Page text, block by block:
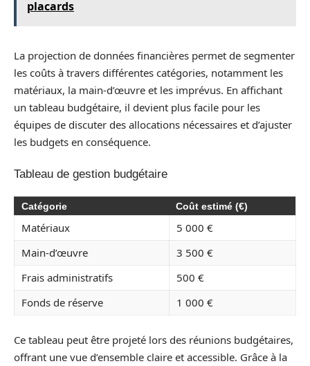
placards
La projection de données financières permet de segmenter
les coûts à travers différentes catégories, notamment les
matériaux, la main-d’œuvre et les imprévus. En affichant
un tableau budgétaire, il devient plus facile pour les
équipes de discuter des allocations nécessaires et d’ajuster
les budgets en conséquence.
Tableau de gestion budgétaire
Catégorie Coût estimé (€)
Matériaux
5 000 €
Main-d’œuvre
3 500 €
Frais administratifs
500 €
Fonds de réserve
1 000 €
Ce tableau peut être projeté lors des réunions budgétaires,
offrant une vue d’ensemble claire et accessible. Grâce à la